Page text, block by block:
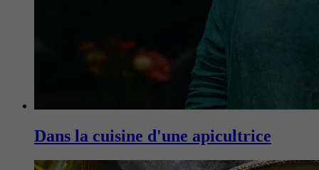
Dans la cuisine d'une apicultrice